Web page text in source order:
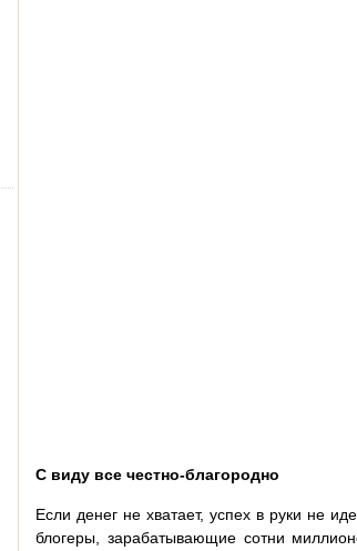
С виду все честно-благородно
Если денег не хватает, успех в руки не
блогеры, зарабатывающие сотни